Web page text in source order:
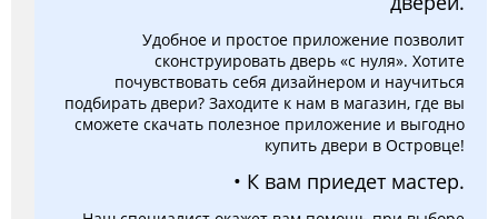
Удобное и простое приложение позволит
сконструировать дверь «с нуля». Хотите
почувствовать себя дизайнером и научиться
подбирать двери? Заходите к нам в магазин, где вы
сможете скачать полезное приложение и выгодно
купить двери в Островце!
• К вам приедет мастер.